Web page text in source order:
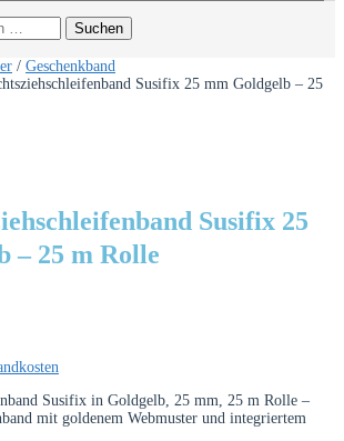
/ Geschenkband
Susifix 25 mm Goldgelb – 25
Susifix 25
– 25 m Rolle
Susifix in Goldgelb, 25 mm, 25 m Rolle –
mit goldenem Webmuster und integriertem